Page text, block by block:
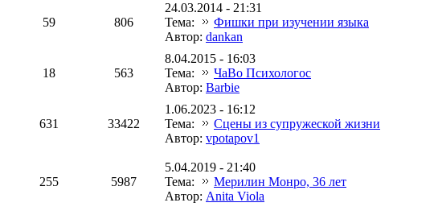
59 806
24.03.2014 - 21:31
Тема:
Фишки при изучении языка
Автор: dankan
18 563
8.04.2015 - 16:03
Тема:
ЧаВо Психологос
Автор: Barbie
631 33422
1.06.2023 - 16:12
Тема:
Сцены из супружеской жизни
Автор: vpotapov1
255 5987
5.04.2019 - 21:40
Тема:
Мерилин Монро, 36 лет
Автор: Anita Viola